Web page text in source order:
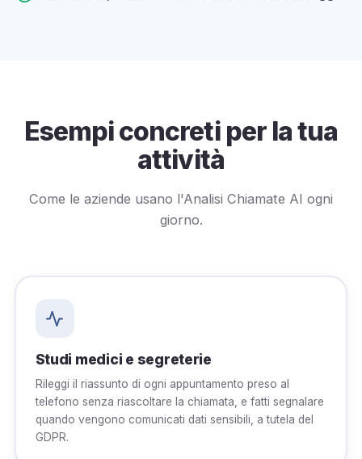
Esempi concreti per la tua
attività
Come le aziende usano l'Analisi Chiamate AI ogni
giorno.
Studi medici e segreterie
Rileggi il riassunto di ogni appuntamento preso al
telefono senza riascoltare la chiamata, e fatti segnalare
quando vengono comunicati dati sensibili, a tutela del
GDPR.